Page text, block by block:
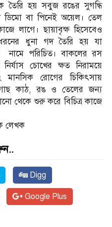
তৈরি হয় সবুজ রঙের সুগন্ধি
ডিমো বা পিনেই অয়েল। তেল
লাগে। ছায়াবৃক্ষ হিসেবেও
ধুনা গদ তৈরি হয় যা
নামে পরিচিত। বাকলের রস
চোখের ক্ষত নিরাময়ে
রোগের চিকিৎসায়
কাঠ, রঙ ও তেলের জন্য
থেকে শুরু করে বিচিত্র কাজে
লেখক
Digg
Google Plus